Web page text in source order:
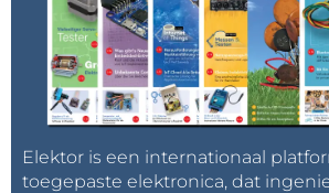
Elektor is een internationaal
toegepaste elektronica, dat